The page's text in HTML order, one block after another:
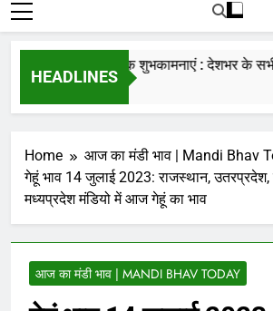
रोजाना हमारे पोर्टल
की जाती
HEADLINES
नववर्ष की हार्दिक शुभकामनाएं : देशभर के सभी
7 Months Ago
Home
आज का मंडी भाव | Mandi Bhav
गेहूं भाव 14 जुलाई 2023: राजस्थान, उतरप्रदेश,
मध्यप्रदेश मंडियो में आज गेहूं का भाव
आज का मंडी भाव | MANDI BHAV TODAY